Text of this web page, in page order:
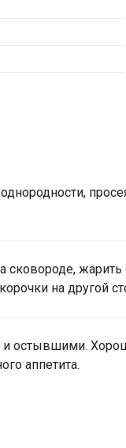
сковороде,
на другой
и остывшими.
аппетита.